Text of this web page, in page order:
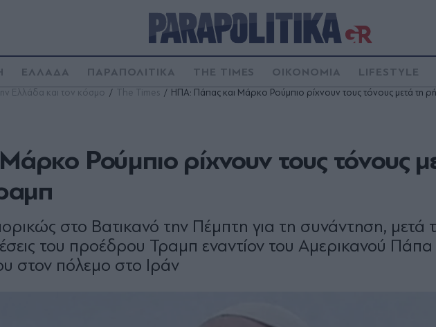
ΕΛΛΑΔΑ ΠΑΡΑΠΟΛΙΤΙΚΑ THE TIMES ΟΙΚΟΝΟΜΙΑ LIFESTYLE
Ελλάδα και τον κόσμο The Times ΗΠΑ: Πάπας και Μάρκο Ρούμπιο ρίχνουν τους τόνους μετά τη
Ρούμπιο ρίχνουν τους τόνους
στο Βατικανό την Πέμπτη για τη συνάντηση, μετά
του προέδρου Τραμπ εναντίον του Αμερικανού
στον πόλεμο στο Ιράν